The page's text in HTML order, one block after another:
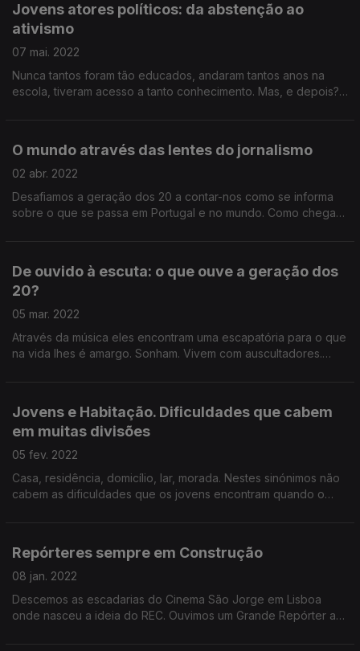
Jovens atores políticos: da abstenção ao
ativismo
07 mai. 2022
Nunca tantos foram tão educados, andaram tantos anos na
escola, tiveram acesso a tanto conhecimento. Mas, e depois?
O mundo através das lentes do jornalismo
02 abr. 2022
Desafiamos a geração dos 20 a contar-nos como se informa
sobre o que se passa em Portugal e no mundo. Como chegam
De ouvido à escuta: o que ouve a geração dos
20?
05 mar. 2022
Através da música eles encontram uma escapatória para o que
na vida lhes é amargo. Sonham. Vivem com auscultadores.
Jovens e Habitação. Dificuldades que cabem
em muitas divisões
05 fev. 2022
Casa, residência, domicílio, lar, morada. Nestes sinónimos não
cabem as dificuldades que os jovens encontram quando o
Repórteres sempre em Construção
08 jan. 2022
Descemos as escadarias do Cinema São Jorge em Lisboa
onde nasceu a ideia do REC. Ouvimos um Grande Repórter a